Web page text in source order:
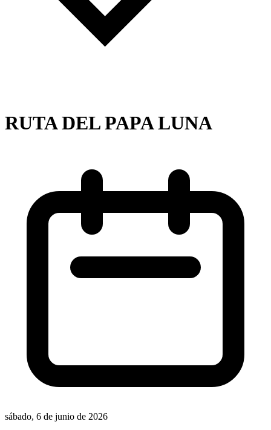
RUTA DEL PAPA LUNA
sábado, 6 de junio de 2026